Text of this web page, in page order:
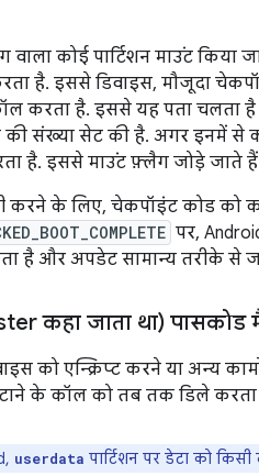
वाला कोई पार्टिशन माउंट किया
है. इससे डिवाइस, मौजूदा
करता है. इससे यह पता चलता है
संख्या सेट की है. अगर इनमें से
है. इससे माउंट फ़्लैग जोड़े जाते हैं
करने के लिए, चेकपॉइंट कोड
पर,
है और अपडेट सामान्य तरीके से
कहा जाता था) पासकोड
को एन्क्रिप्ट करने या अन्य
के कॉल को तब तक डिले
userdata पार्टिशन पर डेटा को